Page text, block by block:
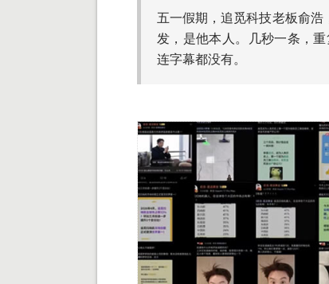
五一假期，追觅科技老板俞
发，是他本人。几秒一条，重
连字幕都没有。